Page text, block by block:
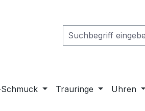
Trauringe Uhren